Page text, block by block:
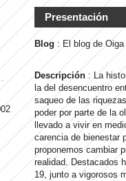
Presentación
Blog : El blog de
Descripción : La
la del desencuentro
saqueo de las
poder por parte de la
llevado a vivir en
carencia de bienestar
proponemos cambiar
realidad. Destacados
19, junto a vigorosos